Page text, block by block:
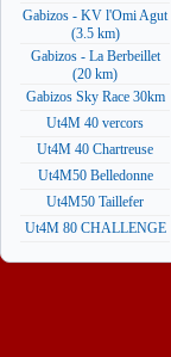
Gabizos - KV l'Omi Agut
(3.5 km)
Gabizos - La Berbeillet
(20 km)
Gabizos Sky Race 30km
Ut4M 40 vercors
Ut4M 40 Chartreuse
Ut4M50 Belledonne
Ut4M50 Taillefer
Ut4M 80 CHALLENGE